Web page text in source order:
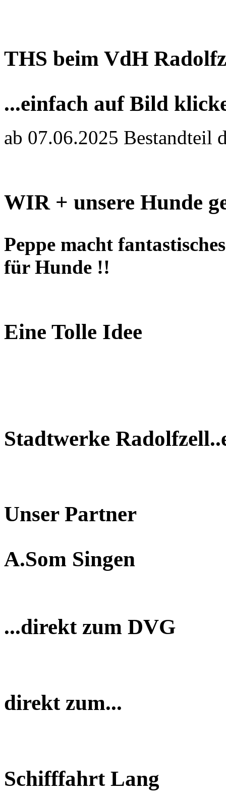
THS beim VdH
...einfach auf Bild
ab 07.06.2025 Bestandteil
WIR + unsere Hunde
Peppe macht
für Hunde !!
Eine Tolle Idee
Stadtwerke
Unser Partner
A.Som Singen
...direkt zum DVG
direkt zum...
Schifffahrt Lang